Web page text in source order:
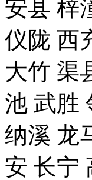
安县 梓
仪陇 西
大竹 渠
池 武胜
纳溪 龙
安 长宁